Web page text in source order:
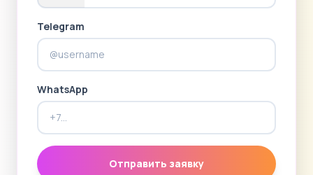
Telegram
WhatsApp
Отправить заявку